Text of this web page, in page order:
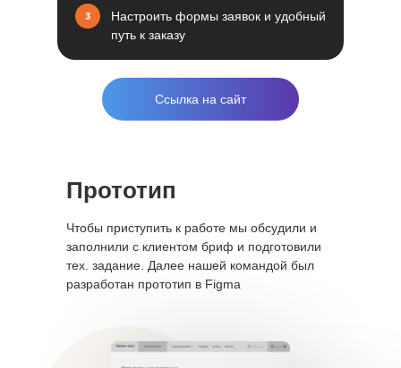
Настроить формы заявок и удобный
путь к заказу
Ссылка на сайт
Прототип
Чтобы приступить к работе мы обсудили и
заполнили с клиентом бриф и подготовили
тех. задание. Далее нашей командой был
разработан прототип в Figma